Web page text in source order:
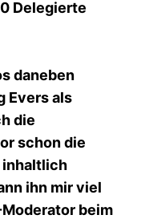
Delegierte
daneben
Evers als
die
schon die
inhaltlich
ihn mir viel
beim